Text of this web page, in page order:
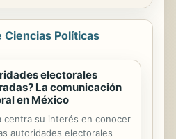
Políticas
electorales
La comunicación
en México
centra su interés en conocer
autoridades electorales